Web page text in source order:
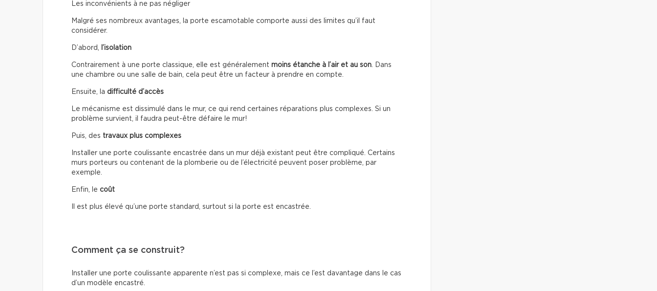
Les inconvénients à ne pas négliger
Malgré ses nombreux avantages, la porte escamotable comporte aussi des limites qu’il faut
considérer.
D’abord, l’isolation
Contrairement à une porte classique, elle est généralement moins étanche à l’air et au son. Dans
une chambre ou une salle de bain, cela peut être un facteur à prendre en compte.
Ensuite, la difficulté d’accès
Le mécanisme est dissimulé dans le mur, ce qui rend certaines réparations plus complexes. Si un
problème survient, il faudra peut-être défaire le mur!
Puis, des travaux plus complexes
Installer une porte coulissante encastrée dans un mur déjà existant peut être compliqué. Certains
murs porteurs ou contenant de la plomberie ou de l’électricité peuvent poser problème, par
exemple.
Enfin, le coût
Il est plus élevé qu’une porte standard, surtout si la porte est encastrée.
Comment ça se construit?
Installer une porte coulissante apparente n’est pas si complexe, mais ce l’est davantage dans le cas
d’un modèle encastré.